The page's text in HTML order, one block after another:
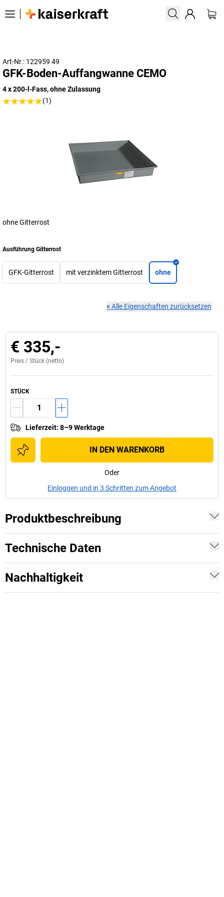
Art-Nr.: 122959 49
GFK-Boden-Auffangwanne CEMO
4 x 200-l-Fass, ohne Zulassung
(1)
ohne Gitterrost
Ausführung Gitterrost
GFK-Gitterrost mit verzinktem Gitterrost ohne
×Alle Eigenschaften zurücksetzen
€ 335,-
Preis / Stück (netto)
STÜCK
Lieferzeit: 8–9 Werktage
IN DEN WARENKORB
Oder
Einloggen und in 3 Schritten zum Angebot
Produktbeschreibung
Technische Daten
Nachhaltigkeit